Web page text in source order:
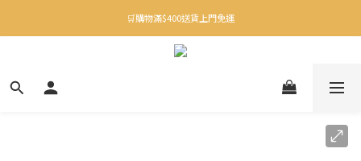
✨下載Three Little Meow App 即享多重禮遇！
🛒購物滿$400送貨上門免運
✨下載Three Little Meow App 即享多重禮遇！